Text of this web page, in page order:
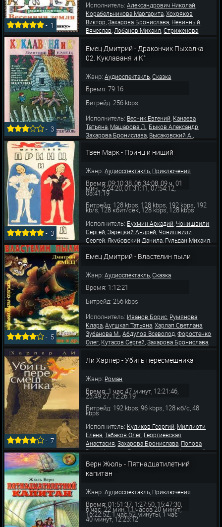
- 1
Исполнитель:Александрович Николай,
Корабельникова Маргарита,Хохряков
Виктор,Захарова Бронислава, Невинный
Вячеслав,Лобанов Михаил,Стриженова
Потоцкая Ирина
-3
Емец Дмитрий - Дракончик Пыхалка
02. Куклаваня и К°
Жанр:Аудиоспектакль,Сказка
Время: 79:16
Битрейд: 256 kbps
Исполнитель: Весник Евгений, Канаева
Татьяна, Машарова Л., Быков Александр,
Захарова Бронислава, Высаковский А.,
Александра,Ртищева П.
-3
Твен Марк - Принц и нищий
Жанр:Аудиоспектакль, Приключения
Время: 09:10:38, 06:34:08, 09 ч. 01
мин., 2:24:20, 01:31:11, 07:54:12,
08:41:19
Битрейд: 128 kbps, 128 kbps, 192 kbps, 192
kb/s, 128 кбит/сек, 128 kbps, 128 kbps
Исполнитель: Бухмин Аркадий, Чонишвили
Сергей,Зарецкий Андрей, Чонишвили
Сергей,Якубовский Данила, Гульдан Михаил,
Коврижных Александр,Якубовская Ирина
Олег,Хазов Евгений,Юревич Ирина
- 5
Емец Дмитрий - Властелин пыли
Жанр:Аудиоспектакль ,Сказка
Время: 1:12:21
Битрейд: 256 kbps
Исполнитель: Иванов Борис Румянова
Клара ,Аугшкап Татьяна ,Харлап Светлана
Зубанова М. ,Абдулов Всеволод ,Форостенко
Олег Кутасов Сергей ,Захарова Бронислава
-7
Ли Харпер - Убить пересмешника
Жанр: Роман
Время: 1 час 47 минут, 12:21:46,
23:49:27, 12:26:19
Битрейд: 192 kbps, 96 kbps, 128 кб/с, 48
kbps
Исполнитель: Куликов Георгий, Миллиоти
Елена,Табаков Олег, Георгиевская
Анастасия,Захарова Бронислава, Попова
Вера
Иванова Людмила Кторов Анатолий
Фролов Геннадий ,Лекарев
Валерий,Аржанов Петр,Постников Михаил
Охлупин Игорь
Верн Жюль - Пятнадцатилетний
капитан
Жанр:Аудиоспектакль, Приключения
Время: 01:51:37, 1:27:50, 15:47:30,
6 час. 22 мин, 11 часов 20 минут,
16:22:52, 1 час 52 минуты, 1 час
40 минут, 12:23:12